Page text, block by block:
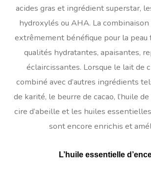
acides gras et ingrédient superstar,
hydroxylés ou AHA. La
extrêmement bénéfique pour la peau
qualités hydratantes, apaisantes,
éclaircissantes. Lorsque le lait de
combiné avec d’autres ingrédients
de karité, le beurre de cacao, l’huile
cire d’abeille et les huiles
sont encore enrichis et
L’huile essentielle